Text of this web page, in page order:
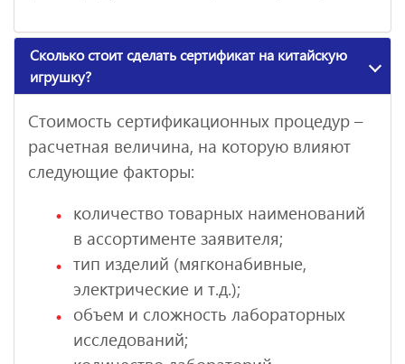
Сколько стоит сделать сертификат на китайскую
игрушку?
Стоимость сертификационных процедур –
расчетная величина, на которую влияют
следующие факторы:
количество товарных наименований
в ассортименте заявителя;
тип изделий (мягконабивные,
электрические и т.д.);
объем и сложность лабораторных
исследований;